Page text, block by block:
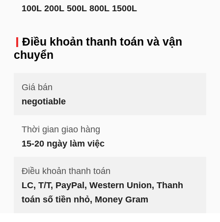
100L 200L 500L 800L 1500L
Điều khoản thanh toán và vận
chuyển
Giá bán
negotiable
Thời gian giao hàng
15-20 ngày làm việc
Điều khoản thanh toán
LC, T/T, PayPal, Western Union, Thanh
toán số tiền nhỏ, Money Gram